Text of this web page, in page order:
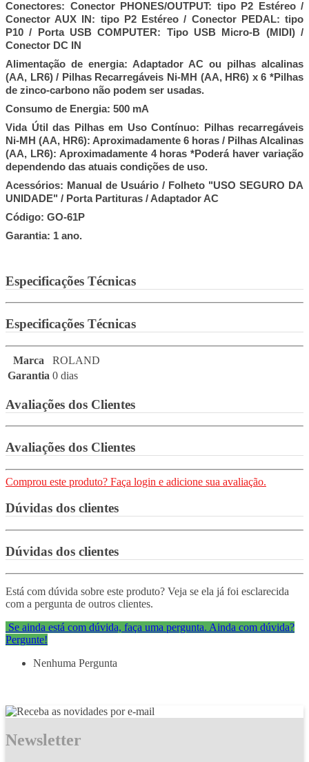
Conectores: Conector PHONES/OUTPUT: tipo P2 Estéreo /
Conector AUX IN: tipo P2 Estéreo / Conector PEDAL: tipo
P10 / Porta USB COMPUTER: Tipo USB Micro-B (MIDI) /
Conector DC IN
Alimentação de energia: Adaptador AC ou pilhas alcalinas
(AA, LR6) / Pilhas Recarregáveis Ni-MH (AA, HR6) x 6 *Pilhas
de zinco-carbono não podem ser usadas.
Consumo de Energia: 500 mA
Vida Útil das Pilhas em Uso Contínuo: Pilhas recarregáveis
Ni-MH (AA, HR6): Aproximadamente 6 horas / Pilhas Alcalinas
(AA, LR6): Aproximadamente 4 horas *Poderá haver variação
dependendo das atuais condições de uso.
Acessórios: Manual de Usuário / Folheto "USO SEGURO DA
UNIDADE" / Porta Partituras / Adaptador AC
Código: GO-61P
Garantia: 1 ano.
Especificações Técnicas
Especificações Técnicas
Marca
ROLAND
Garantia 0 dias
Avaliações dos Clientes
Avaliações dos Clientes
Comprou este produto? Faça login e adicione sua avaliação.
Dúvidas dos clientes
Dúvidas dos clientes
Está com dúvida sobre este produto? Veja se ela já foi esclarecida
com a pergunta de outros clientes.
Se ainda está com dúvida, faça uma pergunta. Ainda com dúvida?
Pergunte!
Nenhuma Pergunta
Newsletter